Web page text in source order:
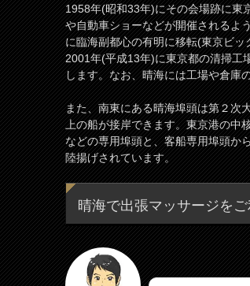
1958年(昭和33年)にその会場跡に東
や自動車ショーなどが開催されるよ
に臨海副都心の有明に移転(東京ビ
2001年(平成13年)に東京都の清掃工
します。なお、晴海には工場や倉庫
また、南東にある晴海埠頭は第２次
上の船が接岸できます。東京港の中
などの専用埠頭と、客船専用埠頭か
陸揚げされています。
晴海で出張マッサージを